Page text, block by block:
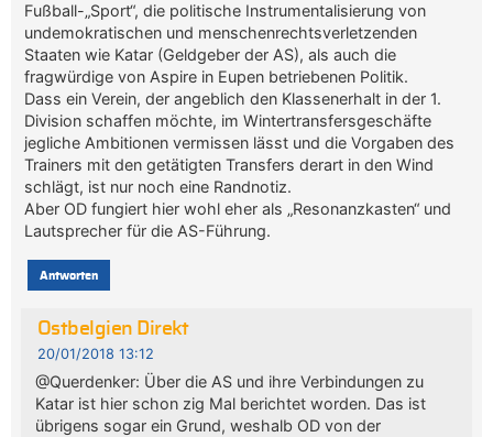
Fußball-„Sport“, die politische Instrumentalisierung von
undemokratischen und menschenrechtsverletzenden
Staaten wie Katar (Geldgeber der AS), als auch die
fragwürdige von Aspire in Eupen betriebenen Politik.
Dass ein Verein, der angeblich den Klassenerhalt in der 1.
Division schaffen möchte, im Wintertransfersgeschäfte
jegliche Ambitionen vermissen lässt und die Vorgaben des
Trainers mit den getätigten Transfers derart in den Wind
schlägt, ist nur noch eine Randnotiz.
Aber OD fungiert hier wohl eher als „Resonanzkasten“ und
Lautsprecher für die AS-Führung.
Antworten
Ostbelgien Direkt
20/01/2018 13:12
@Querdenker: Über die AS und ihre Verbindungen zu
Katar ist hier schon zig Mal berichtet worden. Das ist
übrigens sogar ein Grund, weshalb OD von der